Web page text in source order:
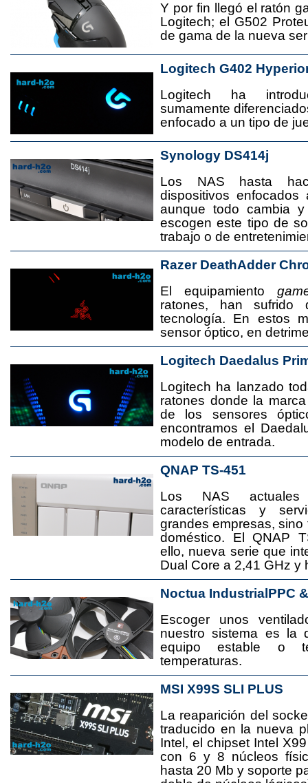
Y por fin llegó el ratón
Logitech; el G502
de gama de la nueva
Logitech G402
Logitech ha
sumamente
enfocado a un tipo de
Synology DS414j
Los NAS hasta
dispositivos
aunque todo cambia
escogen este tipo de
trabajo o de
Razer DeathAdder
El equipamiento
ratones, han sufrido
tecnología. En estos
sensor óptico, en
Logitech Daedalus
Logitech ha lanzado
ratones donde la
de los sensores
encontramos el
modelo de entrada.
QNAP TS-451
Los NAS
características y
grandes empresas,
doméstico. El QNAP
ello, nueva serie que
Dual Core a 2,41 GHz y
Noctua IndustrialPPC
Escoger unos
nuestro sistema es la
equipo estable o
temperaturas.
MSI X99S SLI PLUS
La reaparición del
traducido en la nueva
Intel, el chipset Intel
con 6 y 8 núcleos
hasta 20 Mb y soporte